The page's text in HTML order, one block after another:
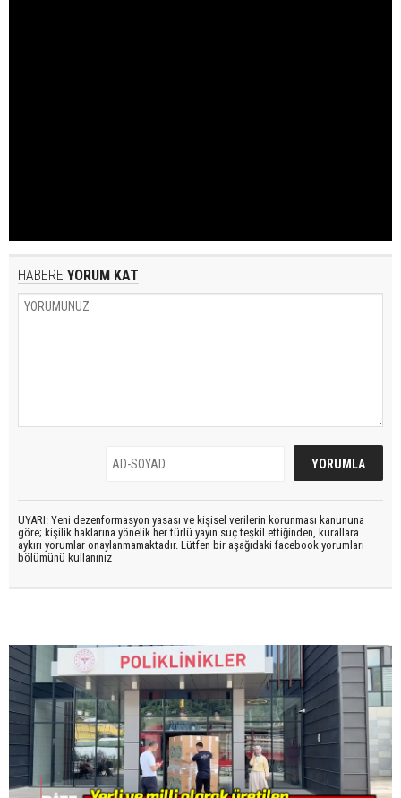
HABERE YORUM KAT
UYARI: Yeni dezenformasyon yasası ve kişisel verilerin korunması kanununa
göre; kişilik haklarına yönelik her türlü yayın suç teşkil ettiğinden, kurallara
aykırı yorumlar onaylanmamaktadır. Lütfen bir aşağıdaki facebook yorumları
bölümünü kullanınız